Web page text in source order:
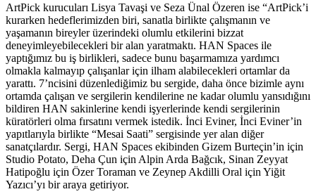
ArtPick kurucuları Lisya Tavaşi ve Seza Ünal Özeren ise “ArtPick’i
kurarken hedeflerimizden biri, sanatla birlikte çalışmanın ve
yaşamanın bireyler üzerindeki olumlu etkilerini bizzat
deneyimleyebilecekleri bir alan yaratmaktı. HAN Spaces ile
yaptığımız bu iş birlikleri, sadece bunu başarmamıza yardımcı
olmakla kalmayıp çalışanlar için ilham alabilecekleri ortamlar da
yarattı. 7’ncisini düzenlediğimiz bu sergide, daha önce bizimle aynı
ortamda çalışan ve sergilerin kendilerine ne kadar olumlu yansıdığını
bildiren HAN sakinlerine kendi işyerlerinde kendi sergilerinin
küratörleri olma fırsatını vermek istedik. İnci Eviner, İnci Eviner’in
yapıtlarıyla birlikte “Mesai Saati” sergisinde yer alan diğer
sanatçılardır. Sergi, HAN Spaces ekibinden Gizem Burteçin’in için
Studio Potato, Deha Çun için Alpin Arda Bağcık, Sinan Zeyyat
Hatipoğlu için Özer Toraman ve Zeynep Akdilli Oral için Yiğit
Yazıcı’yı bir araya getiriyor.